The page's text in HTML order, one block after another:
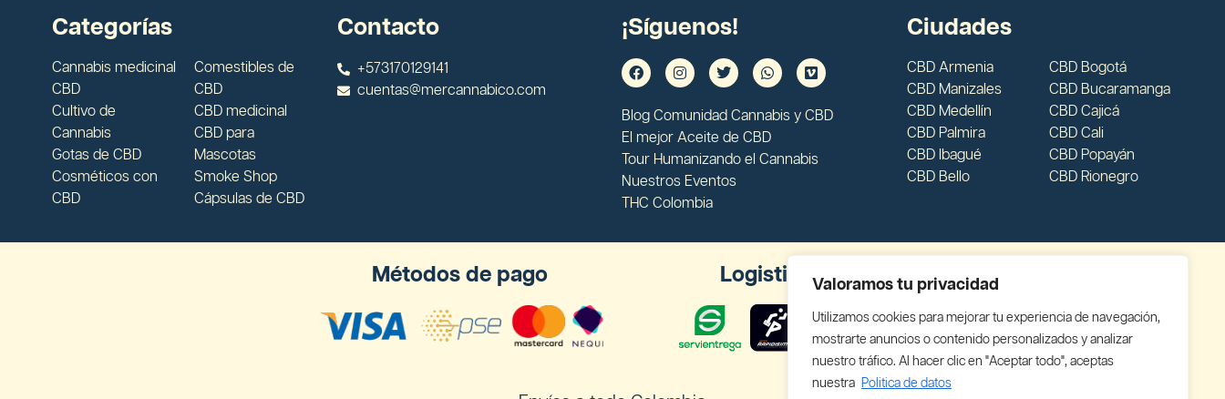
Valoramos tu privacidad
Utilizamos cookies para mejorar tu experiencia de navegación,
mostrarte anuncios o contenido personalizados y analizar
nuestro tráfico. Al hacer clic en "Aceptar todo", aceptas
nuestra Politica de datos
Categorías
Cannabis medicinal
CBD
Cultivo de
Cannabis
Gotas de CBD
Cosméticos con
CBD
Comestibles de
CBD
CBD medicinal
CBD para
Mascotas
Smoke Shop
Cápsulas de CBD
Contacto
+573170129141
cuentas@mercannabico.com
¡Síguenos!
Blog Comunidad Cannabis y CBD
El mejor Aceite de CBD
Tour Humanizando el Cannabis
Nuestros Eventos
THC Colombia
Ciudades
CBD Armenia
CBD Manizales
CBD Medellín
CBD Palmira
CBD Ibagué
CBD Bello
CBD Bogotá
CBD Bucaramanga
CBD Cajicá
CBD Cali
CBD Popayán
CBD Rionegro
Métodos de pago Logistica